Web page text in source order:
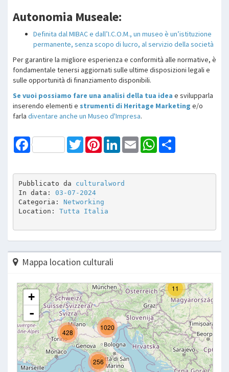
Autonomia Museale:
Definita dal MIBAC e dall’I.C.O.M., un museo è un’istituzione
permanente, senza scopo di lucro, al servizio della società
Per garantire la migliore esperienza e conformità alle normative, è
fondamentale tenersi aggiornati sulle ultime disposizioni legali e
sulle opportunità di finanziamento disponibili.
Se vuoi possiamo fare una analisi della tua idea e svilupparla
inserendo elementi e strumenti di Heritage Marketing e/o
farla diventare anche un Museo d'Impresa.
Facebook TwitterPinterestLinkedInEmail WhatsApp
Pubblicato da culturalword
In data: 03-07-2024
Categoria: Networking
Location: Tutta Italia
Mappa location culturali